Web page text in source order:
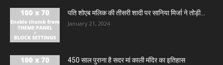
पति शोएब मलिक की तीसरी शादी पर सानिया मिर्जा ने तोड़ी...
January 21, 2024
450 साल पुराना है सदर मां काली मंदिर का इतिहास